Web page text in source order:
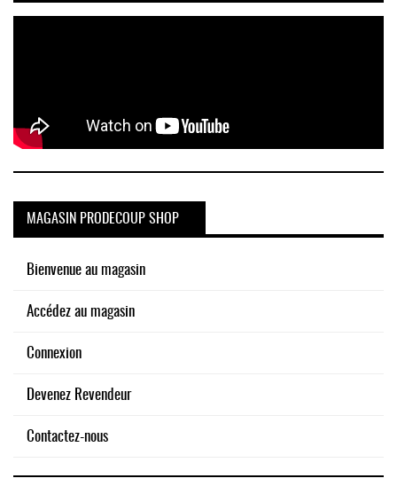
MAGASIN PRODECOUP SHOP
Bienvenue au magasin
Accédez au magasin
Connexion
Devenez Revendeur
Contactez-nous